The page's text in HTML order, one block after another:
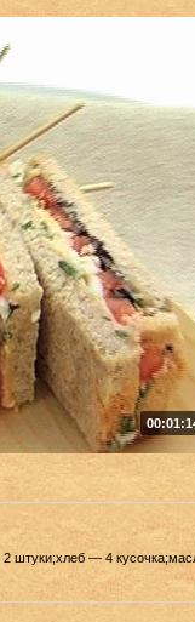
штуки;хлеб — 4